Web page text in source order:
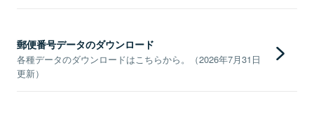
郵便番号データのダウンロード
各種データのダウンロードはこちらから。（2026年7月31日
更新）